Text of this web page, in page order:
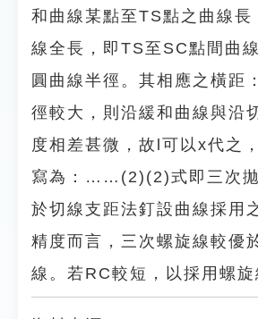
和曲線某點至TS點之曲線長
線全長，即TS至SC點間曲
圓曲線半徑。其相應之橫距
徑較大，則沿緩和曲線與沿
度相差甚微，故l可以x代之
寫為：……(2)(2)式即三次拋
於切線支距法釘設曲線採用
精度而言，三次螺旋線較優
線。若RC較短，以採用螺旋